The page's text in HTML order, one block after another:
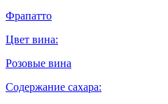
Фрапатто
Цвет вина:
Розовые вина
Содержание сахара: